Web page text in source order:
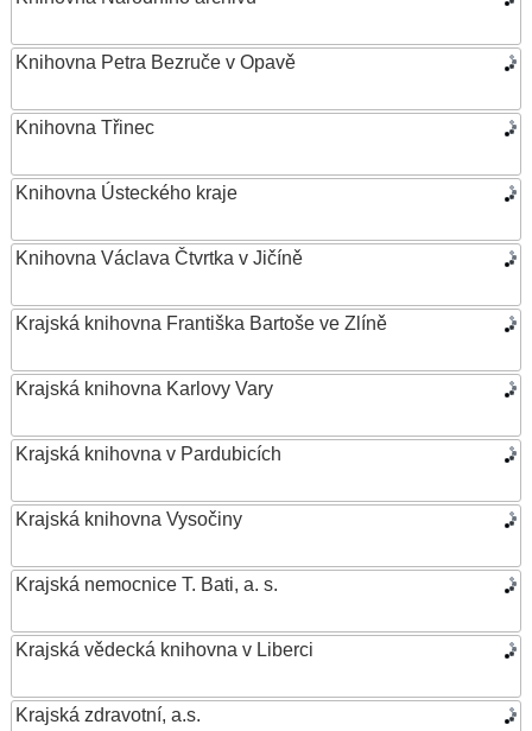
Knihovna Petra Bezruče v Opavě
Knihovna Třinec
Knihovna Ústeckého kraje
Knihovna Václava Čtvrtka v Jičíně
Krajská knihovna Františka Bartoše ve Zlíně
Krajská knihovna Karlovy Vary
Krajská knihovna v Pardubicích
Krajská knihovna Vysočiny
Krajská nemocnice T. Bati, a. s.
Krajská vědecká knihovna v Liberci
Krajská zdravotní, a.s.